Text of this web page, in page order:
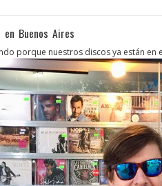
Buenos Aires
porque nuestros discos ya están en